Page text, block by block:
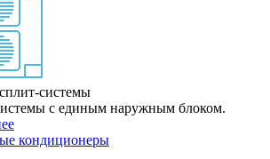
системы
с единым наружным блоком.
кондиционеры